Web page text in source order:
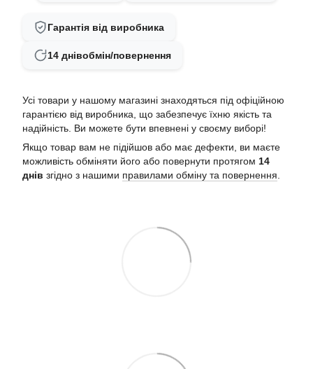
Гарантія від виробника
14 днівобмін/повернення
Усі товари у нашому магазині знаходяться під офіційною
гарантією від виробника, що забезпечує їхню якість та
надійність. Ви можете бути впевнені у своєму виборі!
Якщо товар вам не підійшов або має дефекти, ви маєте
можливість обміняти його або повернути протягом 14
днів згідно з нашими правилами обміну та повернення